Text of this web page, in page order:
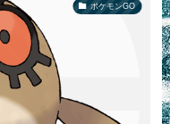
ポケモンGO